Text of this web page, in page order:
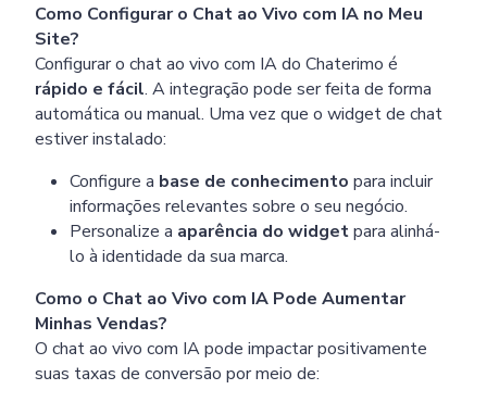
Como Configurar o Chat ao Vivo com IA no Meu
Site?
Configurar o chat ao vivo com IA do Chaterimo é
rápido e fácil. A integração pode ser feita de forma
automática ou manual. Uma vez que o widget de chat
estiver instalado:
Configure a base de conhecimento para incluir
informações relevantes sobre o seu negócio.
Personalize a aparência do widgetpara alinhá-
lo à identidade da sua marca.
Como o Chat ao Vivo com IA Pode Aumentar
Minhas Vendas?
O chat ao vivo com IA pode impactar positivamente
suas taxas de conversão por meio de: